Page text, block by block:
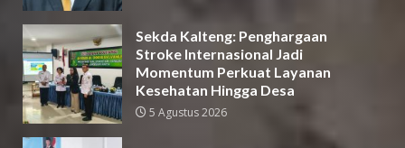
Sekda Kalteng: Penghargaan
Stroke Internasional Jadi
Momentum Perkuat Layanan
Kesehatan Hingga Desa
5 Agustus 2026